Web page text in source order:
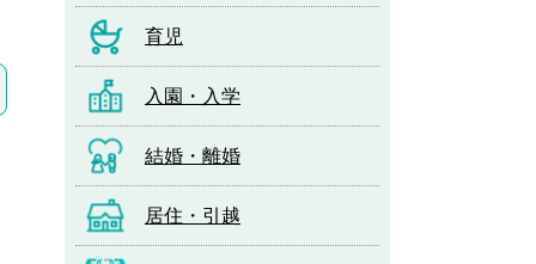
育児
入園・入学
結婚・離婚
居住・引越